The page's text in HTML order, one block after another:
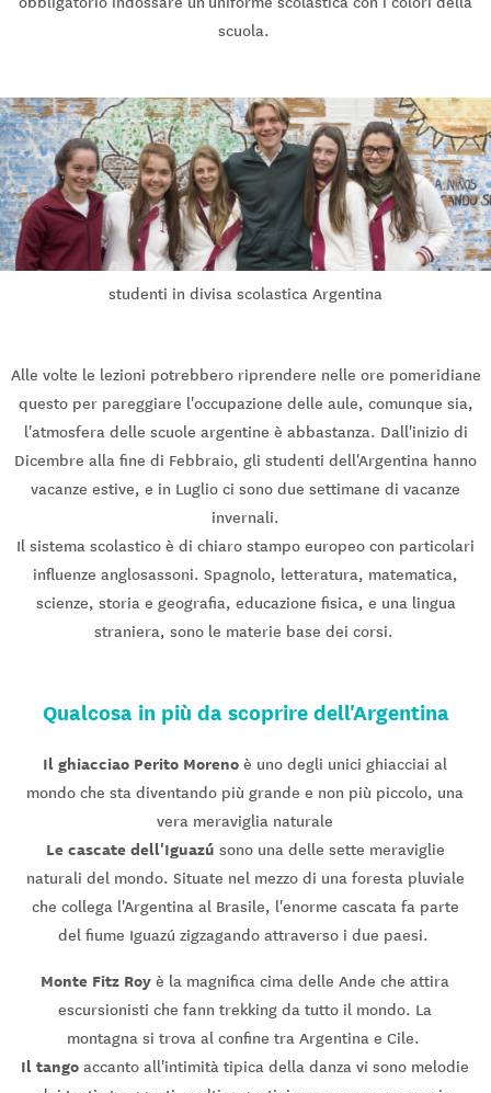
scuola.
studenti in divisa scolastica Argentina
Alle volte le lezioni potrebbero riprendere nelle ore pomeridiane
questo per pareggiare l'occupazione delle aule, comunque sia,
l'atmosfera delle scuole argentine è abbastanza. Dall'inizio di
Dicembre alla fine di Febbraio, gli studenti dell'Argentina hanno
vacanze estive, e in Luglio ci sono due settimane di vacanze
invernali.
Il sistema scolastico è di chiaro stampo europeo con particolari
influenze anglosassoni. Spagnolo, letteratura, matematica,
scienze, storia e geografia, educazione fisica, e una lingua
straniera, sono le materie base dei corsi.
Qualcosa in più da scoprire dell'Argentina
Il ghiacciao Perito Moreno è uno degli unici ghiacciai al
mondo che sta diventando più grande e non più piccolo, una
vera meraviglia naturale
Le cascate dell'Iguazú sono una delle sette meraviglie
naturali del mondo. Situate nel mezzo di una foresta pluviale
che collega l'Argentina al Brasile, l'enorme cascata fa parte
del fiume Iguazú zigzagando attraverso i due paesi.
Monte Fitz Roy è la magnifica cima delle Ande che attira
escursionisti che fann trekking da tutto il mondo. La
montagna si trova al confine tra Argentina e Cile.
Il tangoaccanto all'intimità tipica della danza vi sono melodie